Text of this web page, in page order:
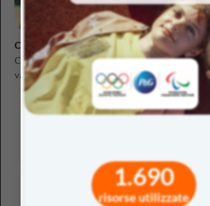
1.690
risorse utilizzate
Compiti per le vacanze? Sì, ma con una
Come ogni anno, l’agguerritissima diatriba sui
vacanze torna, puntuale come un orologio...